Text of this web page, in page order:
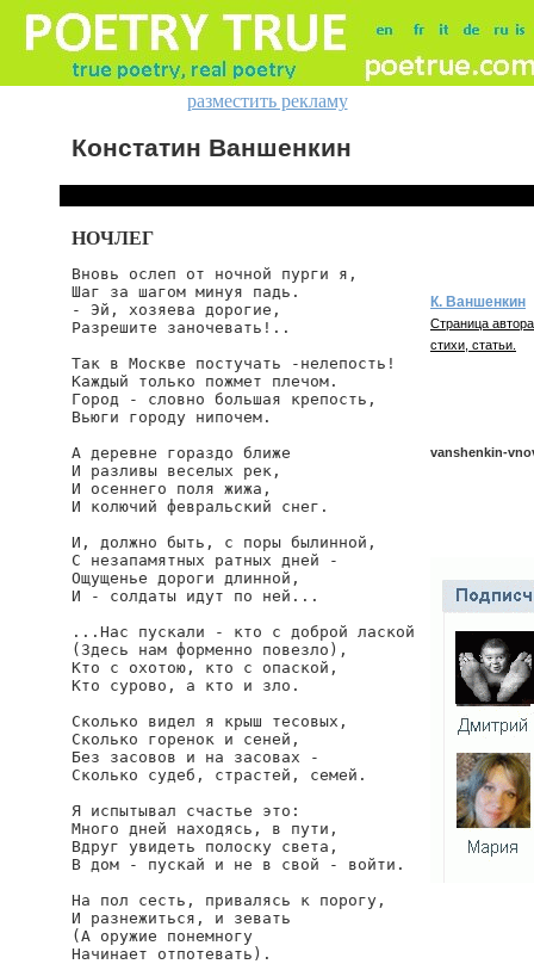
разместить рекламу
Констатин Ваншенкин
НОЧЛЕГ
Вновь ослеп от ночной пурги я,
Шаг за шагом минуя падь.
- Эй, хозяева дорогие,
Разрешите заночевать!..
Так в Москве постучать -нелепость!
Каждый только пожмет плечом.
Город - словно большая крепость,
Вьюги городу нипочем.
А деревне гораздо ближе
И разливы веселых рек,
И осеннего поля жижа,
И колючий февральский снег.
И, должно быть, с поры былинной,
С незапамятных ратных дней -
Ощущенье дороги длинной,
И - солдаты идут по ней...
...Нас пускали - кто с доброй лаской
(Здесь нам форменно повезло),
Кто с охотою, кто с опаской,
Кто сурово, а кто и зло.
Сколько видел я крыш тесовых,
Сколько горенок и сеней,
Без засовов и на засовах -
Сколько судеб, страстей, семей.
Я испытывал счастье это:
Много дней находясь, в пути,
Вдруг увидеть полоску света,
В дом - пускай и не в свой - войти.
На пол сесть, привалясь к порогу,
И разнежиться, и зевать
(А оружие понемногу
Начинает отпотевать).
К. Ваншенкин
Страница
стихи, статьи.
vanshenkin-